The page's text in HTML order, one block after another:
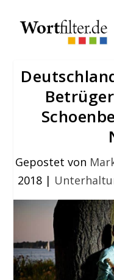
Gepostet von
2018|